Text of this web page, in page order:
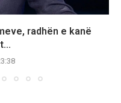
radhën e kanë